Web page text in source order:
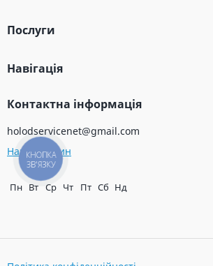
Послуги
Навігація
Контактна інформація
holodservicenet@gmail.com
Наш магазин
Пн Вт Ср Чт Пт Сб Нд
КНОПКА
ЗВ'ЯЗКУ